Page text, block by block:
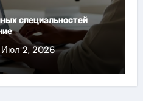
специальностей
Июл 2, 2026